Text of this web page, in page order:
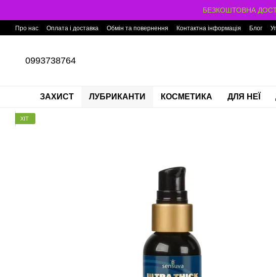
БЕЗКОШТОВНА
Про нас Оплата і доставка Обмін та повернення Контактна інформація Блог
0993738764
ЗАХИСТ ЛУБРИКАНТИ КОСМЕТИКА ДЛЯ НЕЇ
ХІТ